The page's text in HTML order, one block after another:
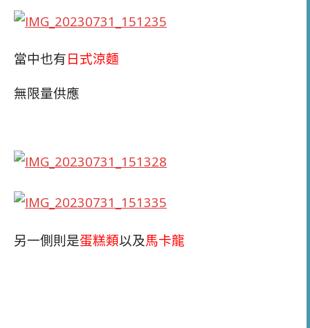
當中也有日式涼麵
無限量供應
另一側則是蛋糕類以及馬卡龍